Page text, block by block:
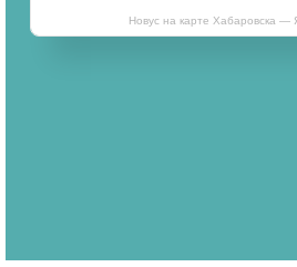
Новус на карте Хабаровска —